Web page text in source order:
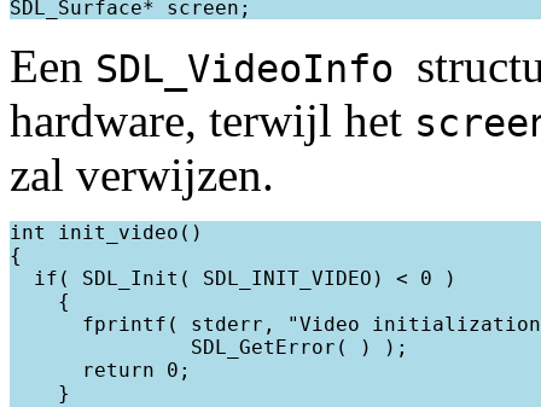
Een SDL_VideoInfo
hardware, terwijl het
zal verwijzen.
int init_video()
{
  if( SDL_Init( SDL_INIT_VIDEO) < 0 )
    {
fprintf( stderr, "Video
               SDL_GetError( ) );
      return 0;
    }